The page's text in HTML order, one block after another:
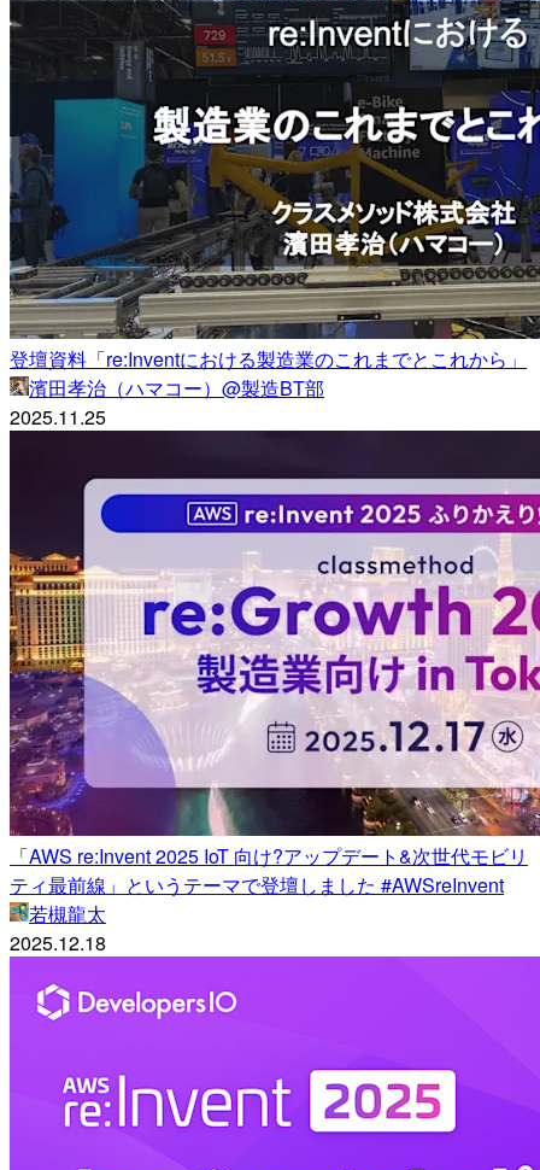
登壇資料「re:Inventにおける製造業のこれまでとこれから」
濱田孝治（ハマコー）@製造BT部
2025.11.25
「AWS re:Invent 2025 IoT 向け?アップデート&次世代モビリ
ティ最前線」というテーマで登壇しました #AWSreInvent
若槻龍太
2025.12.18